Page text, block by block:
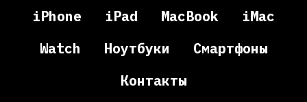
iPhone iPad MacBook
iMac
Watch
Ноутбуки
Смартфоны
Контакты